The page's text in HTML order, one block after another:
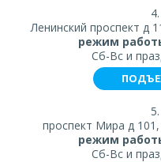
Ленинский проспект д
режим
Сб-Вс и
проспект Мира д
режим
Сб-Вс и